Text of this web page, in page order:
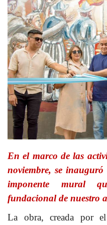
En el marco de las
noviembre, se
imponente mural
fundacional de nuestro
La obra, creada por